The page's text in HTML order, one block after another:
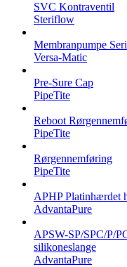
SVC Kontraventil
Steriflow
Membranpumpe
Versa-Matic
Pre-Sure Cap
PipeTite
Reboot
PipeTite
Rørgennemføring
PipeTite
APHP Platinhærdet
AdvantaPure
APSW-SP/SPC/P/
silikoneslange
AdvantaPure